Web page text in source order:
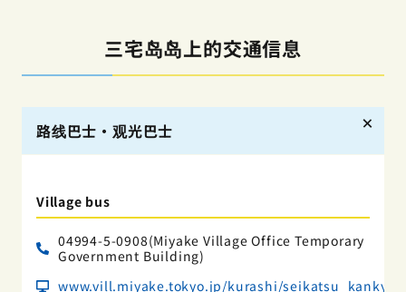
三宅岛岛上的交通信息
路线巴士・观光巴士
Village bus
04994-5-0908(Miyake Village Office Temporary
Government Building)
www.vill.miyake.tokyo.jp/kurashi/